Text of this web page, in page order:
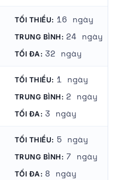
TỐI THIỂU: 16 ngày
TRUNG BÌNH: 24 ngày
TỐI ĐA: 32 ngày
TỐI THIỂU: 1 ngày
TRUNG BÌNH: 2 ngày
TỐI ĐA: 3 ngày
TỐI THIỂU: 5 ngày
TRUNG BÌNH: 7 ngày
TỐI ĐA: 8 ngày